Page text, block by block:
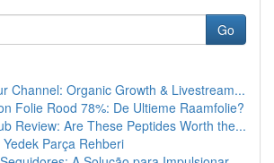
Go
Channel: Organic Growth & Livestream...
Folie Rood 78%: De Ultieme Raamfolie?
Review: Are These Peptides Worth the...
Parça Rehberi